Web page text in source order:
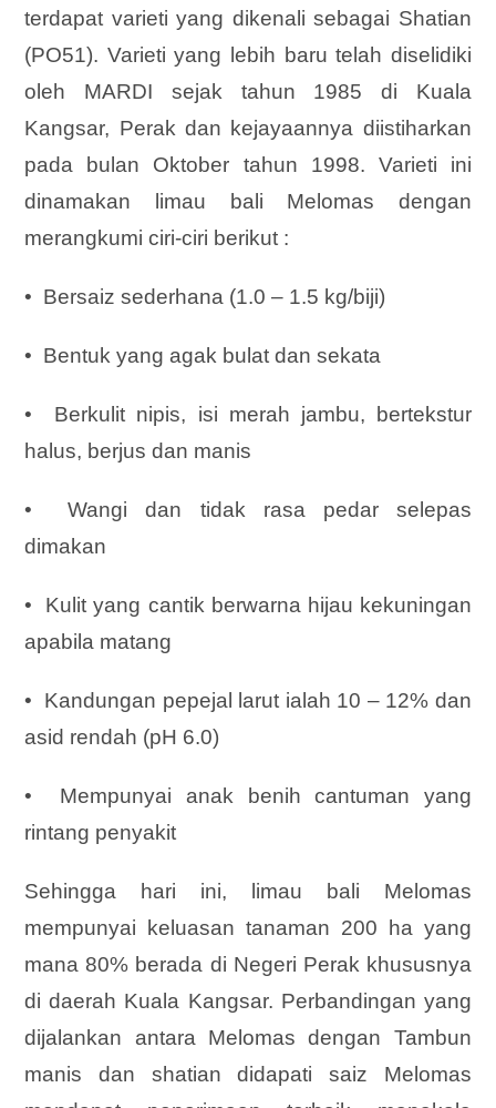
terdapat varieti yang dikenali sebagai Shatian
(PO51). Varieti yang lebih baru telah diselidiki
oleh MARDI sejak tahun 1985 di Kuala
Kangsar, Perak dan kejayaannya diistiharkan
pada bulan Oktober tahun 1998. Varieti ini
dinamakan limau bali Melomas dengan
merangkumi ciri-ciri berikut :
• Bersaiz sederhana (1.0 – 1.5 kg/biji)
• Bentuk yang agak bulat dan sekata
• Berkulit nipis, isi merah jambu, bertekstur
halus, berjus dan manis
• Wangi dan tidak rasa pedar selepas
dimakan
• Kulit yang cantik berwarna hijau kekuningan
apabila matang
• Kandungan pepejal larut ialah 10 – 12% dan
asid rendah (pH 6.0)
• Mempunyai anak benih cantuman yang
rintang penyakit
Sehingga hari ini, limau bali Melomas
mempunyai keluasan tanaman 200 ha yang
mana 80% berada di Negeri Perak khususnya
di daerah Kuala Kangsar. Perbandingan yang
dijalankan antara Melomas dengan Tambun
manis dan shatian didapati saiz Melomas